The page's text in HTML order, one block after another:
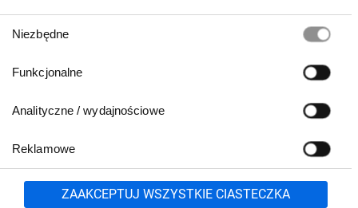
zgody
Niezbędne
Funkcjonalne
Analityczne / wydajnościowe
Reklamowe
ZAAKCEPTUJ WSZYSTKIE CIASTECZKA
801 500 700 lub
71 37 61 600